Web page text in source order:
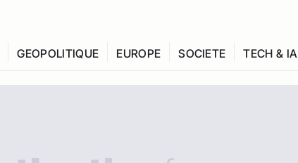
GEOPOLITIQUE EUROPE SOCIETE TECH & IA